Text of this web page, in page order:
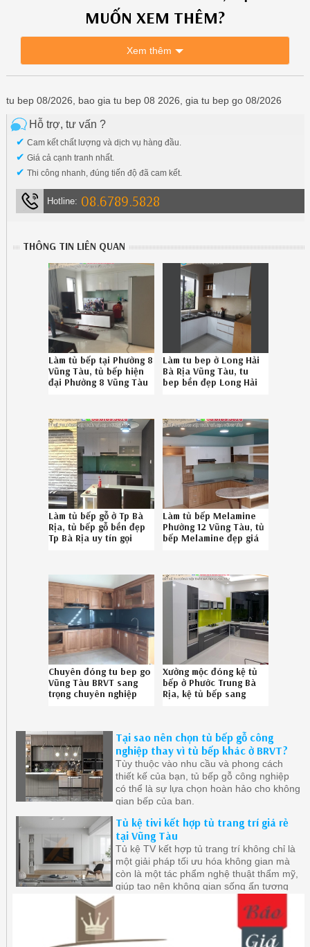
MUỐN XEM THÊM?
Xem thêm
tu bep 08/2026, bao gia tu bep 08 2026, gia tu bep go 08/2026
Hỗ trợ, tư vấn ?
✔ Cam kết chất lượng và dịch vụ hàng đầu.
✔ Giá cả cạnh tranh nhất.
✔ Thi công nhanh, đúng tiến độ đã cam kết.
Hotline: 08.6789.5828
THÔNG TIN LIÊN QUAN
Làm tủ bếp tại Phường 8
Vũng Tàu, tủ bếp hiện
đại Phường 8 Vũng Tàu
Làm tu bep ở Long Hải
Bà Rịa Vũng Tàu, tu
bep bền đẹp Long Hải
Làm tủ bếp gỗ ở Tp Bà
Rịa, tủ bếp gỗ bền đẹp
Tp Bà Rịa uy tín gọi
Làm tủ bếp Melamine
Phường 12 Vũng Tàu, tủ
bếp Melamine đẹp giá
Chuyên đóng tu bep go
Vũng Tàu BRVT sang
trọng chuyên nghiệp
Xưởng mộc đóng kệ tủ
bếp ở Phước Trung Bà
Rịa, kệ tủ bếp sang
Tại sao nên chọn tủ bếp gỗ công
nghiệp thay vì tủ bếp khác ở BRVT?
Tùy thuộc vào nhu cầu và phong cách
thiết kế của bạn, tủ bếp gỗ công nghiệp
có thể là sự lựa chọn hoàn hảo cho không
gian bếp của bạn.
Tủ kệ tivi kết hợp tủ trang trí giá rẻ
tại Vũng Tàu
Tủ kệ TV kết hợp tủ trang trí không chỉ là
một giải pháp tối ưu hóa không gian mà
còn là một tác phẩm nghệ thuật thẩm mỹ,
giúp tạo nên không gian sống ấn tượng